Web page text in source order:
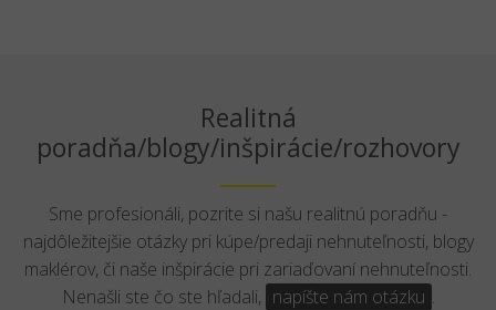
Realitná
poradňa/blogy/inšpirácie/rozhovory
Sme profesionáli, pozrite si našu realitnú poradňu -
najdôležitejšie otázky pri kúpe/predaji nehnuteľnosti, blogy
maklérov, či naše inšpirácie pri zariaďovaní nehnuteľnosti.
Nenašli ste čo ste hľadali, napíšte nám otázku .